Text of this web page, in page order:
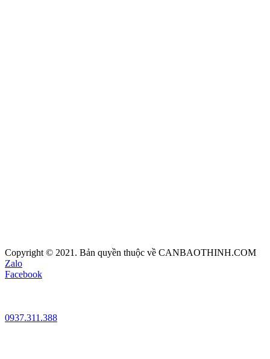
Copyright © 2021. Bản quyền thuộc về CANBAOTHINH.COM
Zalo
Facebook
0937.311.388